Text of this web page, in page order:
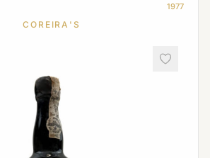
1977
COREIRA'S